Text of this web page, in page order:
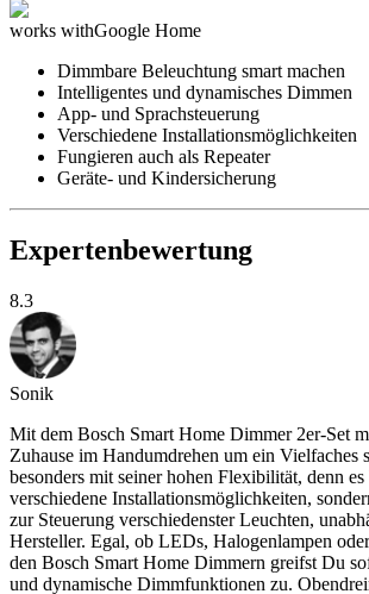
works withGoogle Home
Dimmbare Beleuchtung smart machen
Intelligentes und dynamisches Dimmen
App- und Sprachsteuerung
Verschiedene Installationsmöglichkeiten
Fungieren auch als Repeater
Geräte- und Kindersicherung
Expertenbewertung
8.3
Sonik
Mit dem Bosch Smart Home Dimmer 2er-Set
Zuhause im Handumdrehen um ein Vielfaches
besonders mit seiner hohen Flexibilität, denn
verschiedene Installationsmöglichkeiten,
zur Steuerung verschiedenster Leuchten,
Hersteller. Egal, ob LEDs, Halogenlampen
den Bosch Smart Home Dimmern greifst Du
und dynamische Dimmfunktionen zu.